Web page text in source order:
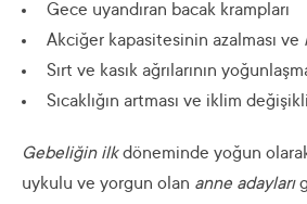
Gece uyandıran bacak krampları
Akciğer kapasitesinin azalması ve
Sırt ve kasık ağrılarının
Sıcaklığın artması ve iklim
Gebeliğin ilkdöneminde yoğun
uykulu ve yorgun olan anne adayları